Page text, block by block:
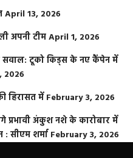
April 13, 2026
अपनी टीमApril 1, 2026
सवाल: टूको किड्स के नए कैंपेन में
2026
हिरासत में February 3, 2026
प्रभावी अंकुश नशे के कारोबार में
: सीएम शर्मा February 3, 2026